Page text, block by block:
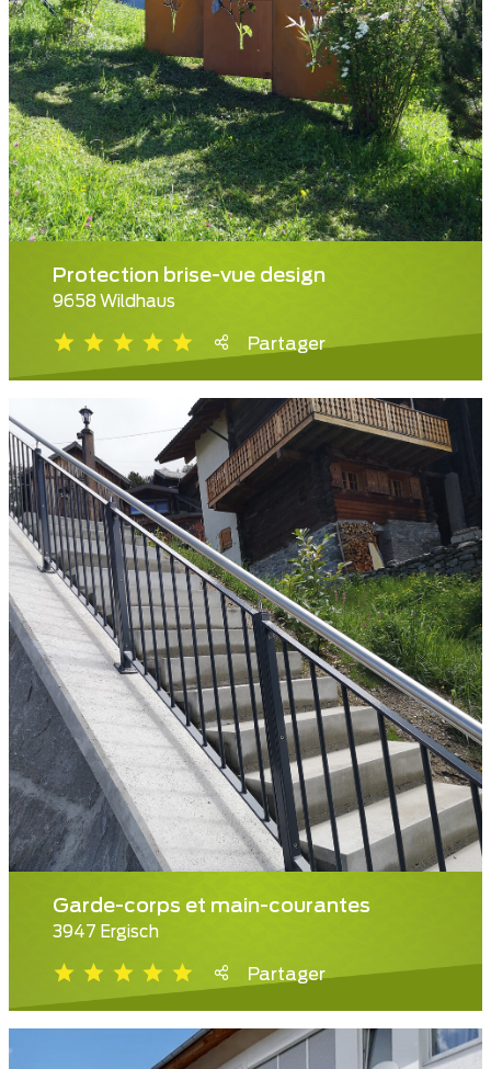
Protection brise-vue design
9658 Wildhaus
Partager
Garde-corps et main-courantes
3947 Ergisch
Partager